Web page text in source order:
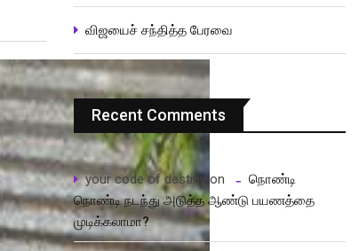
விஜயைச் சந்தித்த பேரவை
Recent Comments
your code of destinyon
நொண்டி
நொண்டி நடந்து அடுத்த ஆண்டு பயணத்தை
முடிக்கலாமா?